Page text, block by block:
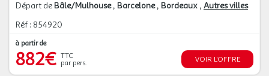
Départ de Bâle/Mulhouse Barcelone Bordeaux Autres villes
Réf : 854920
à partir de
882€ TTC
par pers.
VOIR L'OFFRE